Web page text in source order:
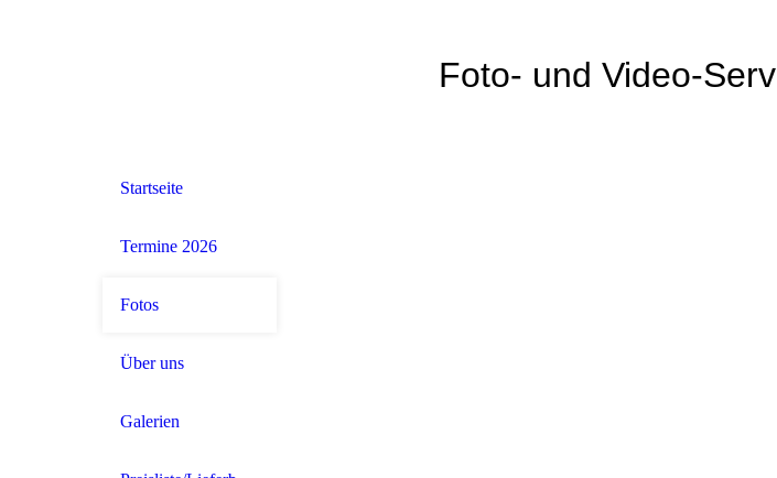
Foto- und Video-
Startseite
Termine 2026
Fotos
Über uns
Galerien